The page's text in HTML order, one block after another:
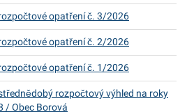
opatření č. 3/2026
opatření č. 2/2026
opatření č. 1/2026
rozpočtový výhled na roky
/ Obec Borová